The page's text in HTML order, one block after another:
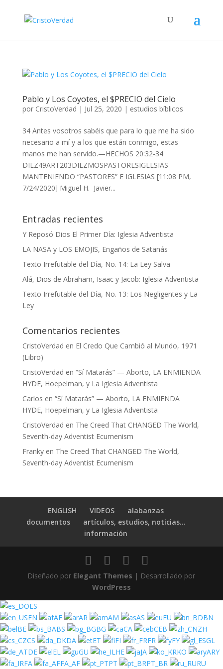
Pablo y Los Coyotes, el $PRECIO del Cielo
por CristoVerdad | Jul 25, 2020 | estudios bíblicos
34 Antes vosotros sabéis que para lo que me ha sido
necesario a mí y a los que están conmigo, estas
manos me han servido.—HECHOS 20:32-34
DIEZ49ART203DIEZMOSPASTORESIGLESIAS
MANTENIENDO “PASTORES” E IGLESIAS [11:08 PM,
7/24/2020] Miguel H. Javier...
Entradas recientes
Y Reposó Dios El Primer Día: Iglesia Adventista
LA NASA y LOS EMOJIS, Engaños de Satanás
Texto Irrefutable del Día, No. 14: La Ley Salva
Alá, Dios de Abraham, Isaac y Jacob: Iglesia Adventista
Texto Irrefutable del Día, No. 13: Los Negligentes y La
Ley
Comentarios recientes
CristoVerdad en El Credo Que Cambió al Mundo, 1971
(Libro)
CristoVerdad en “Sí Matarás” — Aborto, LA ENMIENDA
HYDE, Hoepelman, y La Iglesia Adventista
Carlos en “Sí Matarás” — Aborto, LA ENMIENDA
HYDE, Hoepelman, y La Iglesia Adventista
CristoVerdad en The Creed That CHANGED The World,
Seventh-day Adventist Ecumenism
Frankyen The Creed That CHANGED The World,
Seventh-day Adventist Ecumenism
ENGLISH VIDEOS
alabanzas
documentos
artículos, estudios, noticias…
información
Diseñado por Elegant Themes | Desarrollado por
WordPress
ES
EN
AF AR AM AS EU
BN
BE
BS BG CA CEB
ZH
CS
DA ET FI FR FY
GL
DE
EL GU HE JA KO
ARY
FA
FA_AF PT PT_BR RU